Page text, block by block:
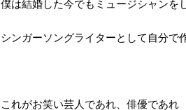
僕は結婚した今でもミュージシャンを
シンガーソングライターとして自分で
これがお笑い芸人であれ、俳優であれ